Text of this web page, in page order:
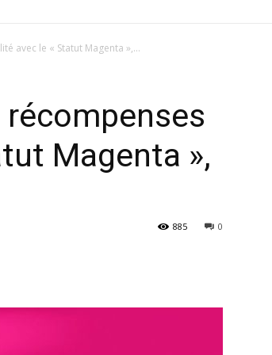
avec le « Statut Magenta »,...
Magenta »,
0
885